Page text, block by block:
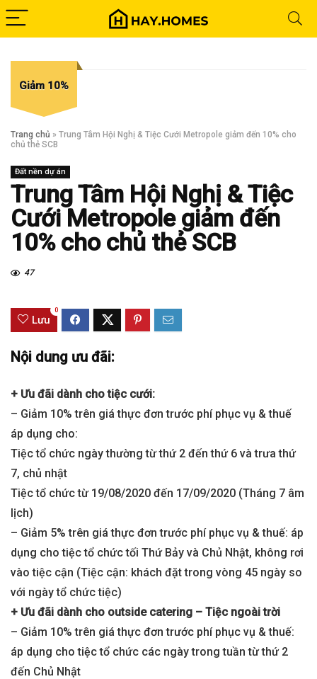
Giảm 10%
Trang chủ » Trung Tâm Hội Nghị & Tiệc Cưới Metropole giảm đến 10% cho
chủ thẻ SCB
Đất nền dự án
Trung Tâm Hội Nghị & Tiệc
Cưới Metropole giảm đến
10% cho chủ thẻ SCB
47
Lưu
0
Nội dung ưu đãi:
+ Ưu đãi dành cho tiệc cưới:
– Giảm 10% trên giá thực đơn trước phí phục vụ & thuế
áp dụng cho:
Tiệc tổ chức ngày thường từ thứ 2 đến thứ 6 và trưa thứ
7, chủ nhật
Tiệc tổ chức từ 19/08/2020 đến 17/09/2020 (Tháng 7 âm
lịch)
– Giảm 5% trên giá thực đơn trước phí phục vụ & thuế: áp
dụng cho tiệc tổ chức tối Thứ Bảy và Chủ Nhật, không rơi
vào tiệc cận (Tiệc cận: khách đặt trong vòng 45 ngày so
với ngày tổ chức tiệc)
+ Ưu đãi dành cho outside catering – Tiệc ngoài trời
– Giảm 10% trên giá thực đơn trước phí phục vụ & thuế:
áp dụng cho tiệc tổ chức các ngày trong tuần từ thứ 2
đến Chủ Nhật